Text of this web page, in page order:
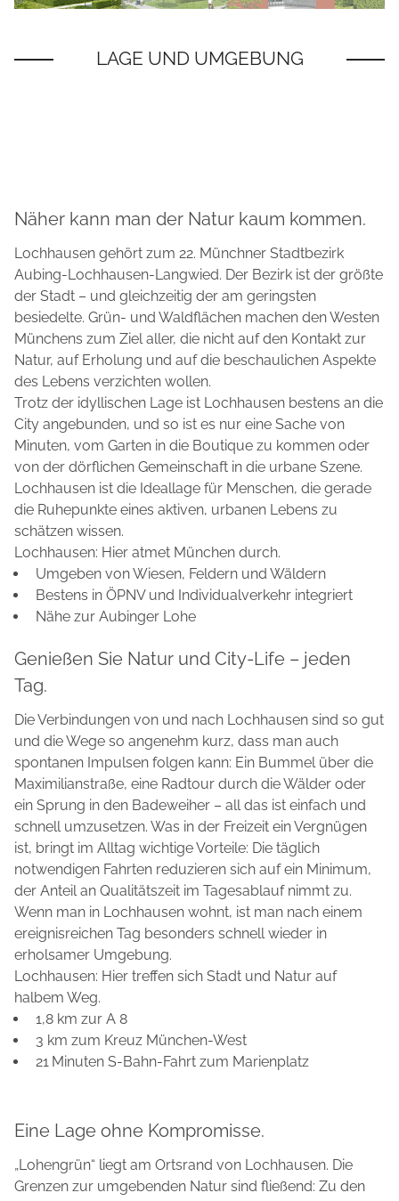
Näher kann man der Natur kaum kommen.
Lochhausen gehört zum 22. Münchner Stadtbezirk
Aubing-Lochhausen-Langwied. Der Bezirk ist der größte
der Stadt – und gleichzeitig der am geringsten
besiedelte. Grün- und Waldflächen machen den Westen
Münchens zum Ziel aller, die nicht auf den Kontakt zur
Natur, auf Erholung und auf die beschaulichen Aspekte
des Lebens verzichten wollen.
Trotz der idyllischen Lage ist Lochhausen bestens an die
City angebunden, und so ist es nur eine Sache von
Minuten, vom Garten in die Boutique zu kommen oder
von der dörflichen Gemeinschaft in die urbane Szene.
Lochhausen ist die Ideallage für Menschen, die gerade
die Ruhepunkte eines aktiven, urbanen Lebens zu
schätzen wissen.
Lochhausen: Hier atmet München durch.
Umgeben von Wiesen, Feldern und Wäldern
Bestens in ÖPNV und Individualverkehr integriert
Nähe zur Aubinger Lohe
Genießen Sie Natur und City-Life – jeden
Tag.
Die Verbindungen von und nach Lochhausen sind so gut
und die Wege so angenehm kurz, dass man auch
spontanen Impulsen folgen kann: Ein Bummel über die
Maximilianstraße, eine Radtour durch die Wälder oder
ein Sprung in den Badeweiher – all das ist einfach und
schnell umzusetzen. Was in der Freizeit ein Vergnügen
ist, bringt im Alltag wichtige Vorteile: Die täglich
notwendigen Fahrten reduzieren sich auf ein Minimum,
der Anteil an Qualitätszeit im Tagesablauf nimmt zu.
Wenn man in Lochhausen wohnt, ist man nach einem
ereignisreichen Tag besonders schnell wieder in
erholsamer Umgebung.
Lochhausen: Hier treffen sich Stadt und Natur auf
halbem Weg.
1,8 km zur A 8
3 km zum Kreuz München-West
21 Minuten S-Bahn-Fahrt zum Marienplatz
Eine Lage ohne Kompromisse.
„Lohengrün“ liegt am Ortsrand von Lochhausen. Die
Grenzen zur umgebenden Natur sind fließend: Zu den